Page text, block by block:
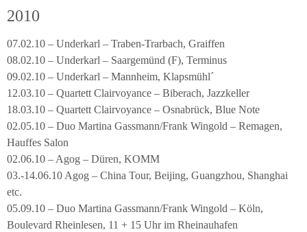
2010
07.02.10 – Underkarl – Traben-Trarbach, Graiffen
08.02.10 – Underkarl – Saargemünd (F), Terminus
09.02.10 – Underkarl – Mannheim, Klapsmühl´
12.03.10 – Quartett Clairvoyance – Biberach, Jazzkeller
18.03.10 – Quartett Clairvoyance – Osnabrück, Blue Note
02.05.10 – Duo Martina Gassmann/Frank Wingold – Remagen,
Hauffes Salon
02.06.10 – Agog – Düren, KOMM
03.-14.06.10 Agog – China Tour, Beijing, Guangzhou, Shanghai
etc.
05.09.10 – Duo Martina Gassmann/Frank Wingold – Köln,
Boulevard Rheinlesen, 11 + 15 Uhr im Rheinauhafen